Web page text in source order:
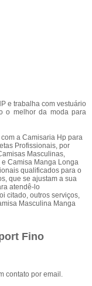
e trabalha com vestuário
o melhor da moda para
a Camisaria Hp para
Profissionais, por
Masculinas,
Camisa Manga Longa
qualificados para o
que se ajustam a sua
atendê-lo
citado, outros serviços,
Masculina Manga
Fino
contato por email.